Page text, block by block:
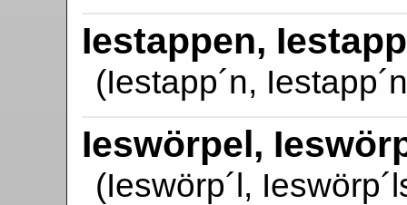
Iestappen,
(Iestapp´n,
Ieswörpel,
(Ieswörp´l,